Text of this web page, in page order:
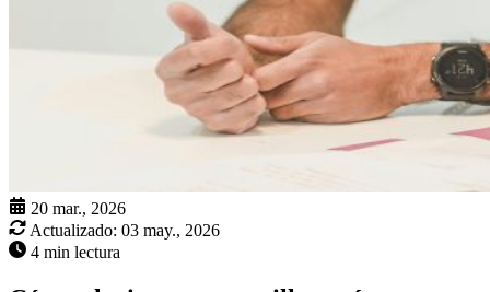
20 mar., 2026
Actualizado: 03 may., 2026
4 min lectura